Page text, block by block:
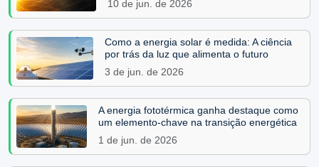
10 de jun. de 2026
Como a energia solar é medida: A ciência
por trás da luz que alimenta o futuro
3 de jun. de 2026
A energia fototérmica ganha destaque como
um elemento-chave na transição energética
1 de jun. de 2026